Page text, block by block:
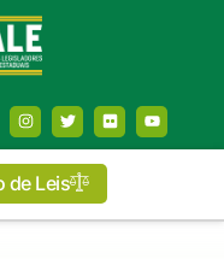
de Leis